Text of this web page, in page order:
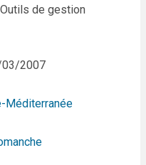
de gestion
2007
Méditerranée